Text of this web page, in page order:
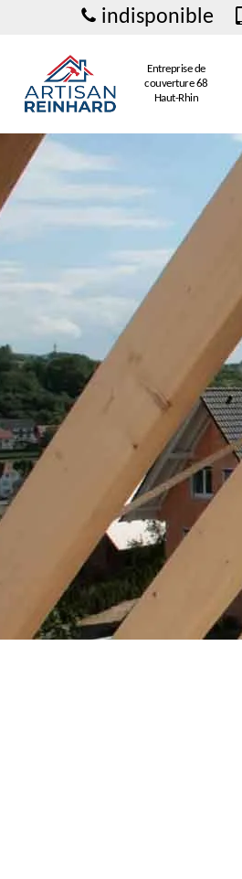
indisponible
Entreprise de
couverture 68
Haut-Rhin